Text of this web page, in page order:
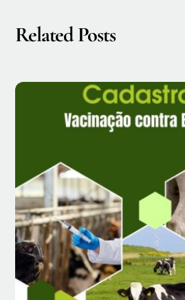
Related Posts